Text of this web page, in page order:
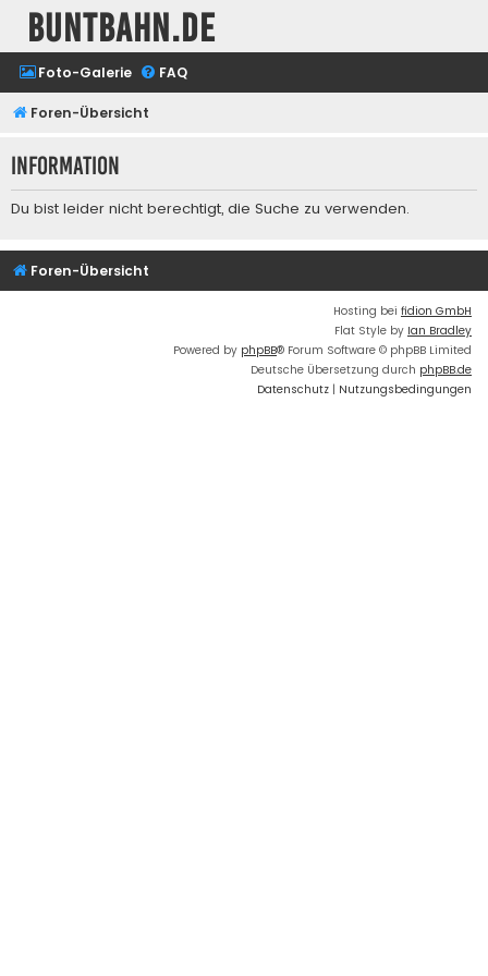
buntbahn.de
Foto-Galerie FAQ
Foren-Übersicht
Information
Du bist leider nicht berechtigt, die Suche zu verwenden.
Foren-Übersicht
Hosting bei fidion GmbH
Flat Style by Ian Bradley
Powered by phpBB® Forum Software © phpBB Limited
Deutsche Übersetzung durch phpBB.de
Datenschutz | Nutzungsbedingungen